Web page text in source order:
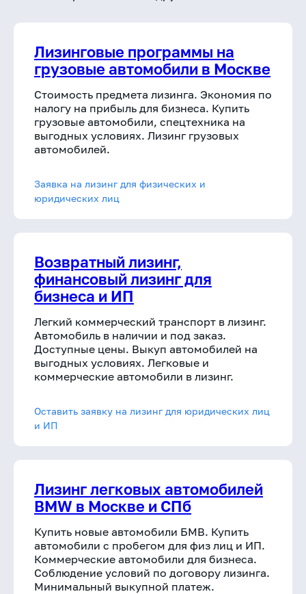
Лизинговые программы на
грузовые автомобили в Москве
Стоимость предмета лизинга. Экономия по
налогу на прибыль для бизнеса. Купить
грузовые автомобили, спецтехника на
выгодных условиях. Лизинг грузовых
автомобилей.
Заявка на лизинг для физических и
юридических лиц
Возвратный лизинг,
финансовый лизинг для
бизнеса и ИП
Легкий коммерческий транспорт в лизинг.
Автомобиль в наличии и под заказ.
Доступные цены. Выкуп автомобилей на
выгодных условиях. Легковые и
коммерческие автомобили в лизинг.
Оставить заявку на лизинг для юридических лиц
и ИП
Лизинг легковых автомобилей
BMW в Москве и СПб
Купить новые автомобили БМВ. Купить
автомобили с пробегом для физ лиц и ИП.
Коммерческие автомобили для бизнеса.
Соблюдение условий по договору лизинга.
Минимальный выкупной платеж.